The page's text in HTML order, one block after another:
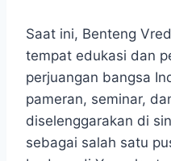
Saat ini, Benteng
tempat edukasi dan
perjuangan bangsa
pameran, seminar,
diselenggarakan di
sebagai salah satu